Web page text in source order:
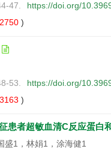
47.
https://doi.org/
2750 )
53.
https://doi.org/
3163 )
患者超敏血清C反应蛋白
1，林娟1，涂海健1